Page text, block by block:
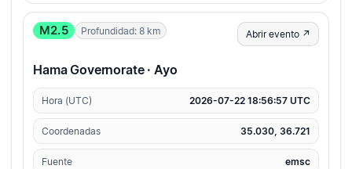
M2.5 Profundidad: 8 km Abrir evento ↗
Hama Governorate · Ayo
Hora (UTC) 2026-07-22 18:56:57 UTC
Coordenadas 35.030, 36.721
Fuente emsc